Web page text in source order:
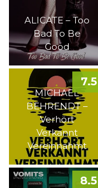
ALICATE – Too
Bad To Be
Good
MICHAEL
BEHRENDT –
Verhört
Verkannt
Vereinnahmt
7.5
8.5